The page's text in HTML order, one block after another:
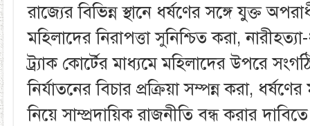
রাজ্যের বিভিন্ন স্থানে ধর্ষণের সঙ্গে যুক্ত
মহিলাদের নিরাপত্তা সুনিশ্চিত করা,
ট্র্যাক কোর্টের মাধ্যমে মহিলাদের উপরে
নির্যাতনের বিচার প্রক্রিয়া সম্পন্ন করা,
নিয়ে সাম্প্রদায়িক রাজনীতি বন্ধ করার